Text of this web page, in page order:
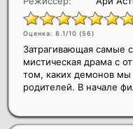
Оценка: 8.1/10 (56)
Затрагивающая самые
мистическая драма с
том, каких демонов
родителей. В начале